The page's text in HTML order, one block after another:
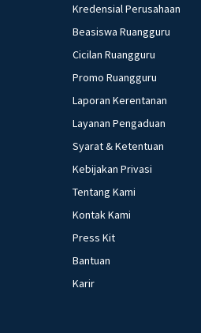
Kredensial Perusahaan
Beasiswa Ruangguru
Cicilan Ruangguru
Promo Ruangguru
Laporan Kerentanan
Layanan Pengaduan
Syarat & Ketentuan
Kebijakan Privasi
Tentang Kami
Kontak Kami
Press Kit
Bantuan
Karir